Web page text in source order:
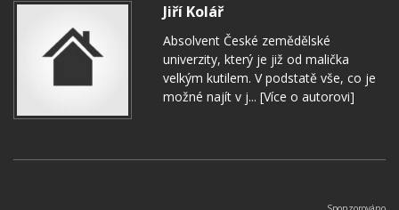
Jiří Kolář
Absolvent České zemědělské
univerzity, který je již od malička
velkým kutilem. V podstatě vše, co je
možné najít v j... [Více o autorovi]